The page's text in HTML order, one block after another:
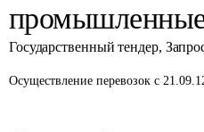
Государственный тендер,
Осуществление перевозок с